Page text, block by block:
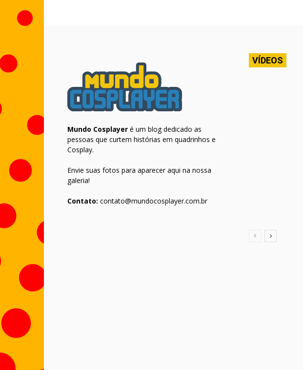
Mundo Cosplayer é um blog dedicado as
pessoas que curtem histórias em quadrinhos e
Cosplay.
Envie suas fotos para aparecer aqui na nossa
galeria!
Contato: contato@mundocosplayer.com.br
VÍDEOS